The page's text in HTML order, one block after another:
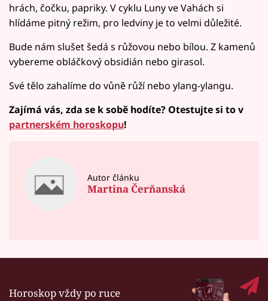
hrách, čočku, papriky. V cyklu Luny ve Vahách si
hlídáme pitný režim, pro ledviny je to velmi důležité.
Bude nám slušet šedá s růžovou nebo bílou. Z kamenů
vybereme obláčkový obsidián nebo girasol.
Své tělo zahalíme do vůně růží nebo ylang-ylangu.
Zajímá vás, zda se k sobě hodíte? Otestujte si to v
partnerském horoskopu!
Autor článku
Martina Čerňanská
Horoskop vždy po ruce